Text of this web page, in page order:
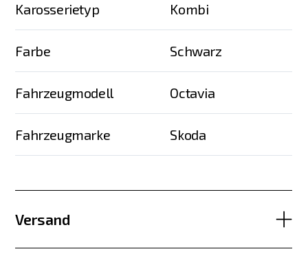
Karosserietyp Kombi
Farbe Schwarz
Fahrzeugmodell Octavia
Fahrzeugmarke Skoda
Versand